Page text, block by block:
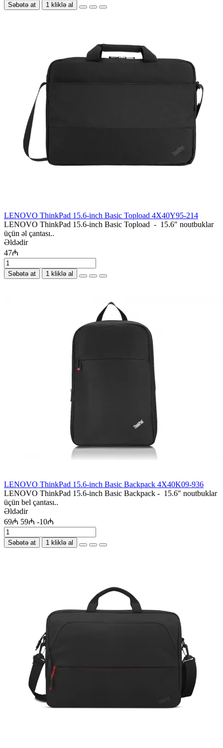
Səbətə at 1 kliklə al
LENOVO ThinkPad 15.6-inch Basic Topload 4X40Y95-214
LENOVO ThinkPad 15.6-inch Basic Topload - 15.6″ noutbuklar
üçün əl çantası..
Əldədir
47₼
Səbətə at 1 kliklə al
LENOVO ThinkPad 15.6-inch Basic Backpack 4X40K09-936
LENOVO ThinkPad 15.6-inch Basic Backpack - 15.6″ noutbuklar
üçün bel çantası..
Əldədir
69₼ 59₼ -10₼
Səbətə at 1 kliklə al